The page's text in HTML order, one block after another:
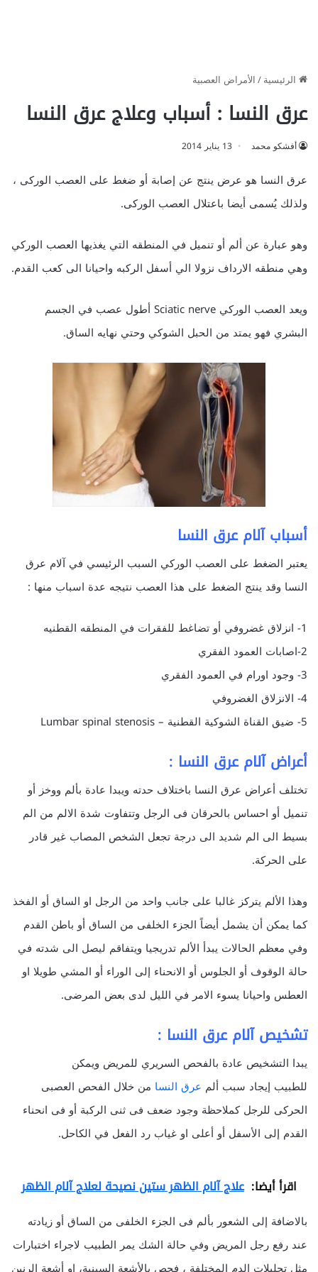
الرئيسية/الأمراض العصبية
عرق النسا : أسباب وعلاج عرق النسا
أفشكو محمد 13 يناير 2014
عرق النسا هو عرض ينتج عن إصابة أو ضغط على العصب الوركى ،
ولذلك يُسمى أيضا باعتلال العصب الوركى.
وهو عبارة عن ألم أو تنميل في المنطقه التي يغذيها العصب الوركي
وهي منطقه الارداف نزولا الي أسفل الركبه واحيانا الى كعب القدم.
ويعد العصب الوركي Sciatic nerve أطول عصب في الجسم
البشري فهو يمتد من الحبل الشوكي وحتي نهايه الساق.
أسباب آلام عرق النسا
يعتبر الضغط على العصب الوركي السبب الرئيسي في آلام عرق
النسا وقد ينتج الضغط على هذا العصب نتيجه عدة اسباب منها :
1- انزلاق غضروفي أو تضاغط للفقرات في المنطقه القطنيه
2-اصابات العمود الفقري
3- وجود اورام في العمود الفقري
4- الانزلاق الغضروفي
5- ضيق القناة الشوكية القطنية – Lumbar spinal stenosis
أعراض آلام عرق النسا :
تختلف أعراض عرق النسا باختلاف حدته ويبدا عادة بألم ووخز أو
تنميل أو احساس بالحرقان فى الرجل وتتفاوت شدة الالم من الم
بسيط الى الم شديد الى درجة تجعل الشخص المصاب غير قادر
على الحركة.
وهذا الألم يتركز غالبا على جانب واحد من الرجل او الساق أو الفخذ
كما يمكن أن يشمل أيضاً الجزء الخلفى من الساق أو باطن القدم
وفي معظم الحالات يبدأ الألم تدريجيا ويتفاقم ليصل الى شدته في
حالة الوقوف أو الجلوس أو الانحناء إلى الوراء أو المشي طويلا او
العطس واحيانا يسوء الامر في الليل لدى بعض المرضى.
تشخيص آلام عرق النسا :
يبدا التشخيص عادة بالفحص السريري للمريض ويمكن
للطبيب إيجاد سبب ألم عرق النسا من خلال الفحص العصبى
الحركى للرجل كملاحظة وجود ضعف فى ثنى الركبة أو فى انحناء
القدم إلى الأسفل أو أعلى او غياب رد الفعل في الكاحل.
اقرأ أيضا: علاج آلام الظهر ستين نصيحة لعلاج آلام الظهر
بالاضافة إلى الشعور بألم فى الجزء الخلفى من الساق أو زيادته
عند رفع رجل المريض وفي حالة الشك يمر الطبيب لاجراء اختبارات